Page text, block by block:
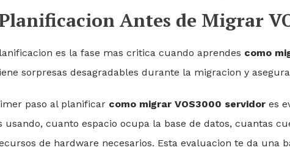
Antes de Migrar
es la fase mas critica cuando aprendes como
sorpresas desagradables durante la migracion y
paso al planificar como migrar VOS3000 servidor es
usando, cuanto espacio ocupa la base de datos, cuantas
de hardware necesarios. Esta evaluacion te da una